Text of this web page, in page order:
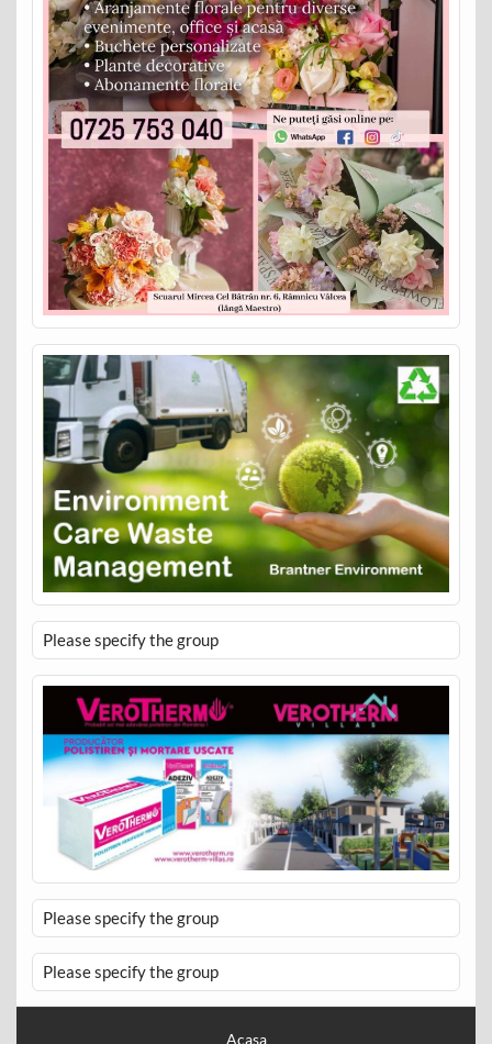
Please specify the group
Please specify the group
Please specify the group
Acasa